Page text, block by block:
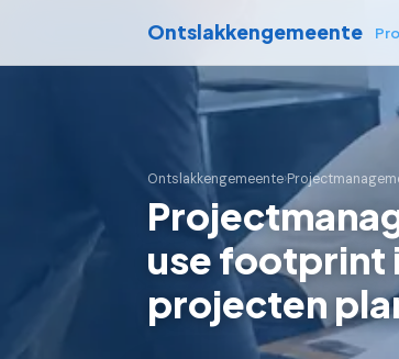
Ontslakkengemeente
Ontslakkengemeente›
use footprint
projecten